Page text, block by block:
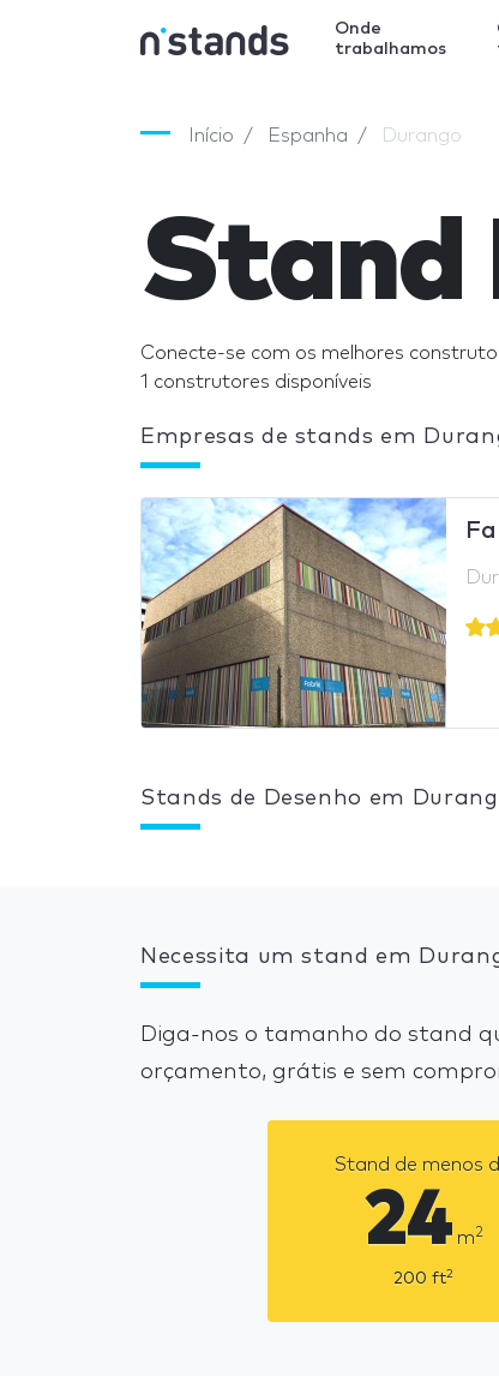
Onde
trabalhamos
Início Espanha Durango
Stand
Conecte-se com os melhores
1 construtores disponíveis
Empresas de stands em
Stands de Desenho em
Necessita um stand em
Diga-nos o tamanho do stand
orçamento, grátis e sem
Stand de menos
24 m2
200 ft2